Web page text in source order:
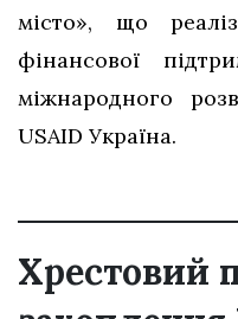
місто», що
фінансової
міжнародного
USAID Україна.
Хрестовий